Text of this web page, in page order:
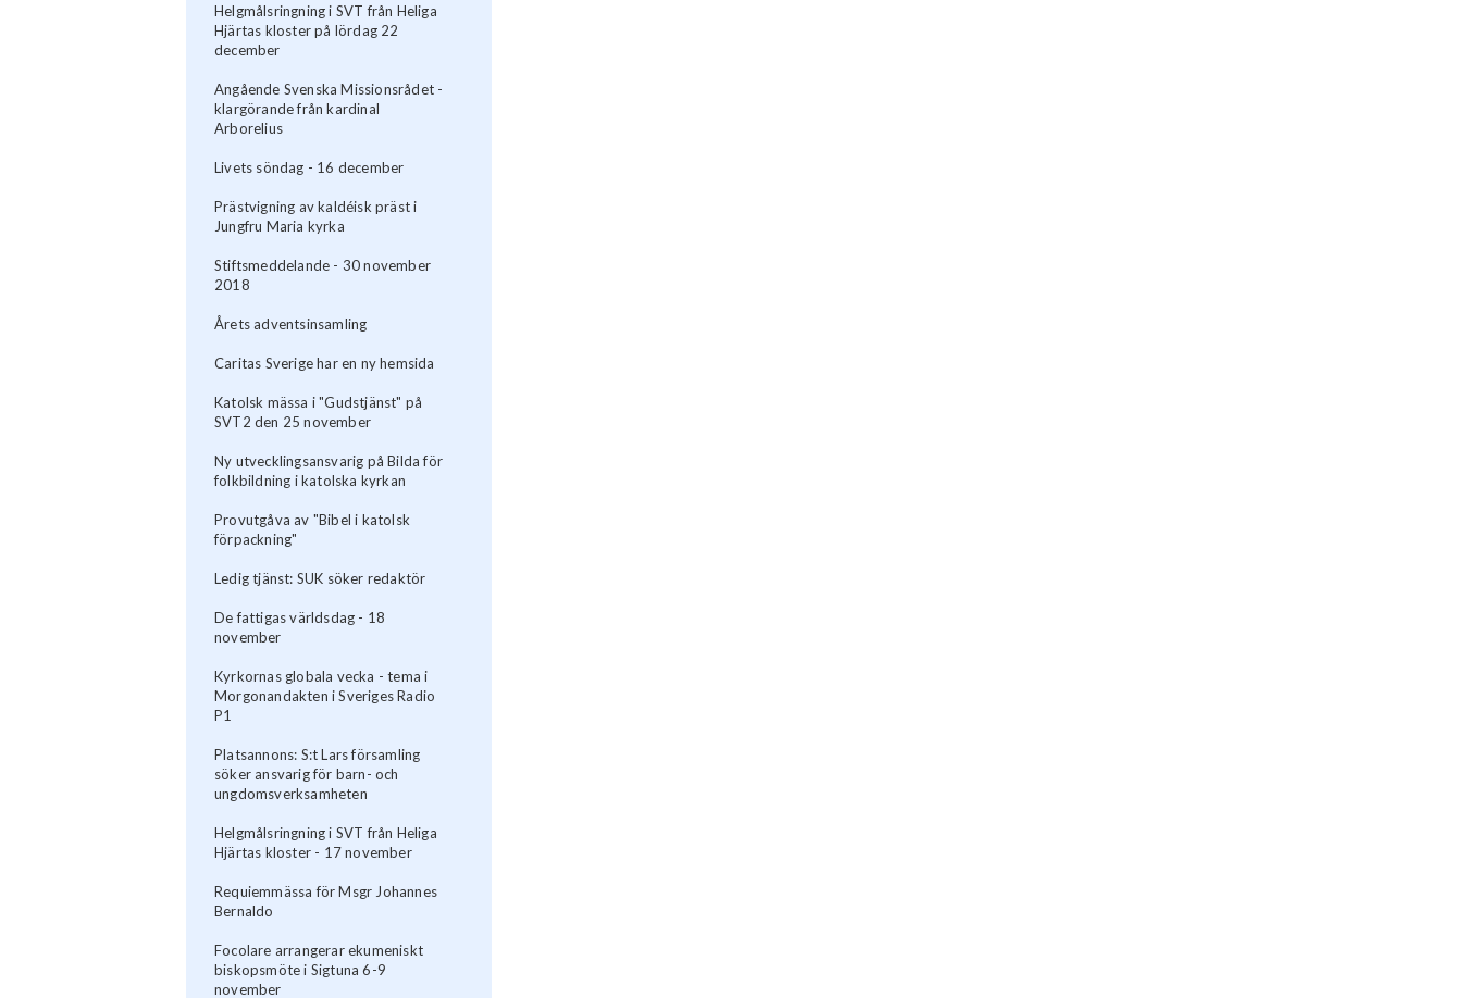
Helgmålsringning i SVT från Heliga
Hjärtas kloster på lördag 22
december
Angående Svenska Missionsrådet -
klargörande från kardinal
Arborelius
Livets söndag - 16 december
Prästvigning av kaldéisk präst i
Jungfru Maria kyrka
Stiftsmeddelande - 30 november
2018
Årets adventsinsamling
Caritas Sverige har en ny hemsida
Katolsk mässa i "Gudstjänst" på
SVT2 den 25 november
Ny utvecklingsansvarig på Bilda för
folkbildning i katolska kyrkan
Provutgåva av "Bibel i katolsk
förpackning"
Ledig tjänst: SUK söker redaktör
De fattigas världsdag - 18
november
Kyrkornas globala vecka - tema i
Morgonandakten i Sveriges Radio
P1
Platsannons: S:t Lars församling
söker ansvarig för barn- och
ungdomsverksamheten
Helgmålsringning i SVT från Heliga
Hjärtas kloster - 17 november
Requiemmässa för Msgr Johannes
Bernaldo
Focolare arrangerar ekumeniskt
biskopsmöte i Sigtuna 6-9
november